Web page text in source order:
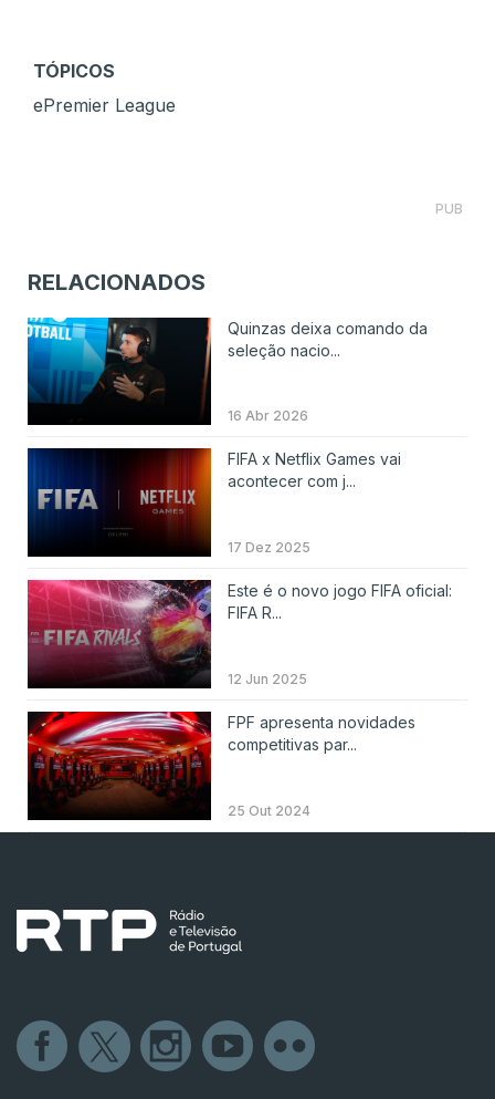
TÓPICOS
ePremier League
PUB
RELACIONADOS
Quinzas deixa comando da
seleção nacio...
16 Abr 2026
FIFA x Netflix Games vai
acontecer com j...
17 Dez 2025
Este é o novo jogo FIFA oficial:
FIFA R...
12 Jun 2025
FPF apresenta novidades
competitivas par...
25 Out 2024